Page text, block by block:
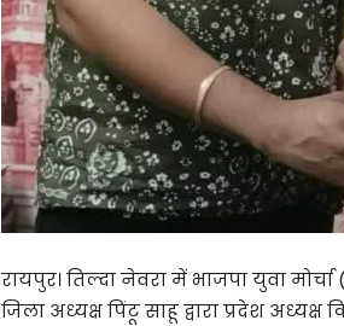
रायपुर। तिल्दा नेवरामें भाजपा युवा
जिला अध्यक्षपिंटू साहूद्वारा प्रदेश अध्यक्ष